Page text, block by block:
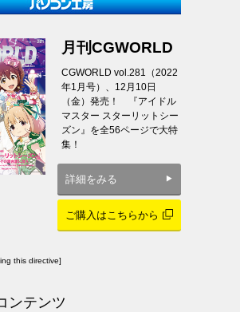
月刊CGWORLD
CGWORLD vol.281（2022
年1月号）、12月10日
（金）発売！ 『アイドル
マスター スターリットシー
ズン』を全56ページで大特
集！
詳細をみる
ご購入はこちらから
this directive]
ンテンツ